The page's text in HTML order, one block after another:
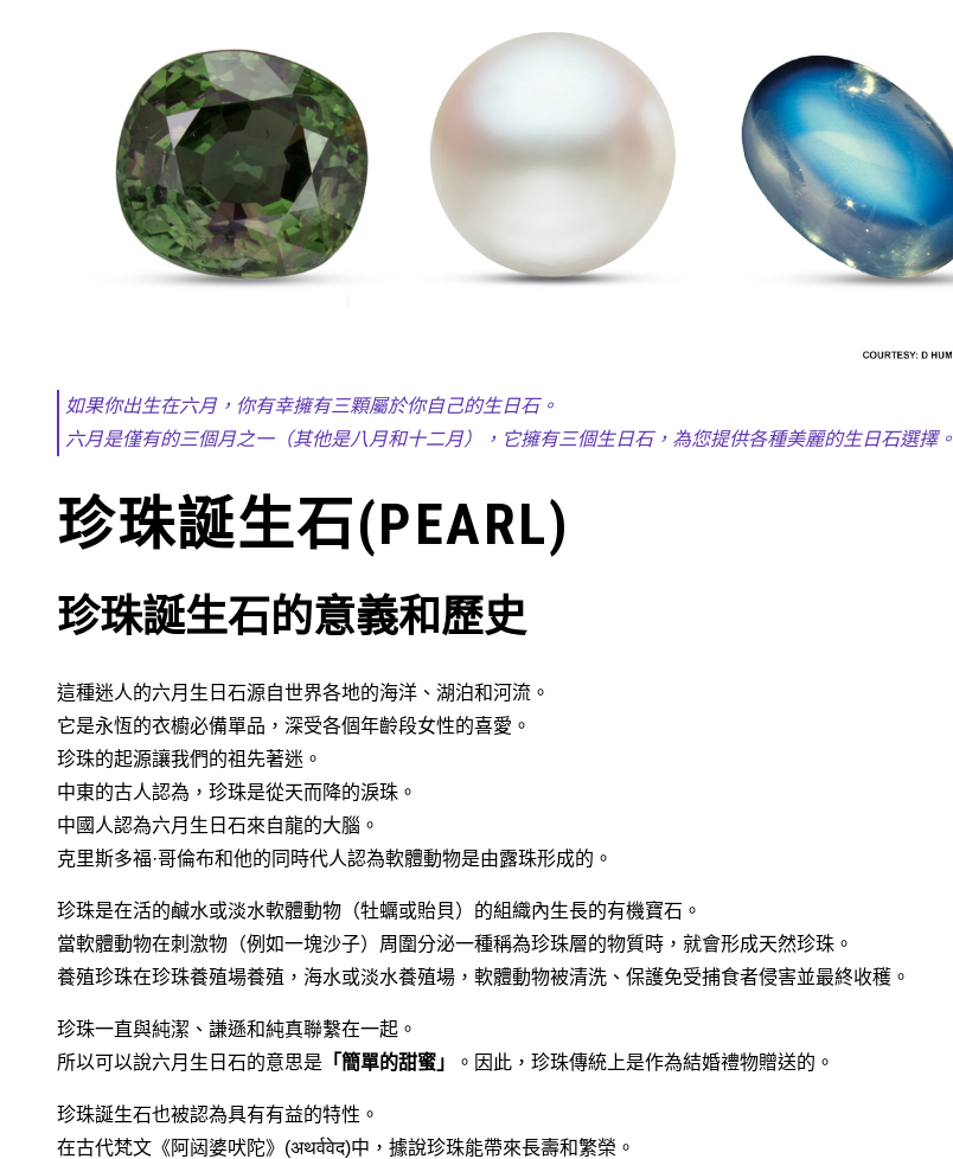
如果你出生在六月，你有幸擁有三顆屬於你自己的生日石。
六月是僅有的三個月之一（其他是八月和十二月），它擁有三個生日石，為您提供各種美麗的生日石選擇。
珍珠誕生石(PEARL)
珍珠誕生石的意義和歷史
這種迷人的六月生日石源自世界各地的海洋、湖泊和河流。
它是永恆的衣櫥必備單品，深受各個年齡段女性的喜愛。
珍珠的起源讓我們的祖先著迷。
中東的古人認為，珍珠是從天而降的淚珠。
中國人認為六月生日石來自龍的大腦。
克里斯多福·哥倫布和他的同時代人認為軟體動物是由露珠形成的。
珍珠是在活的鹹水或淡水軟體動物（牡蠣或貽貝）的組織內生長的有機寶石。
當軟體動物在刺激物（例如一塊沙子）周圍分泌一種稱為珍珠層的物質時，就會形成天然珍珠。
養殖珍珠在珍珠養殖場養殖，海水或淡水養殖場，軟體動物被清洗、保護免受捕食者侵害並最終收穫。
珍珠一直與純潔、謙遜和純真聯繫在一起。
所以可以說六月生日石的意思是 「簡單的甜蜜」 。因此，珍珠傳統上是作為結婚禮物贈送的。
珍珠誕生石也被認為具有有益的特性。
在古代梵文《阿闼婆吠陀》(अथर्ववेद)中，據說珍珠能帶來長壽和繁榮。